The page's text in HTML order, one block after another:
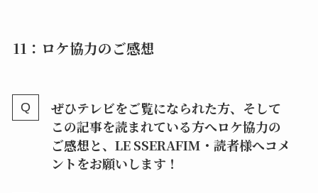
11：ロケ協力のご感想
ぜひテレビをご覧になられた方、そして
この記事を読まれている方へロケ協力の
ご感想と、LE SSERAFIM・読者様へコメ
ントをお願いします！